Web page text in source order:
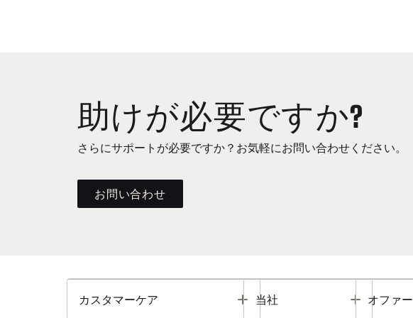
助けが必要ですか?
さらにサポートが必要ですか？お気軽にお問い合わせください。
お問い合わせ
カスタマーケア Toggle
当社 Toggle
オファー